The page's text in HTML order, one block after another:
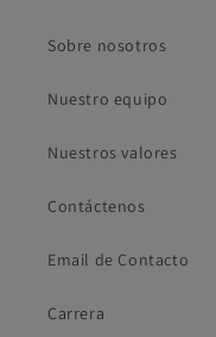
Sobre nosotros
Nuestro equipo
Nuestros valores
Contáctenos
Email de Contacto
Carrera